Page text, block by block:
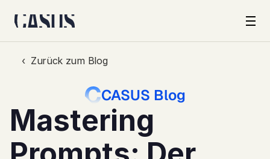
Produkt
Unternehmen
‹  Zurück zum Blog
CASUS Blog
Mastering